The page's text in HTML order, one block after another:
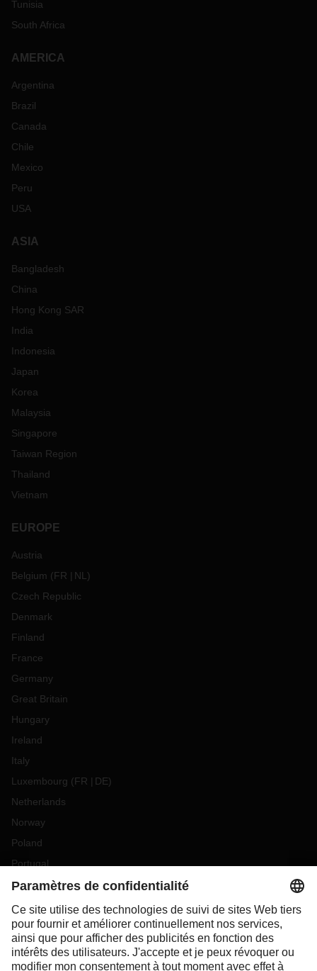
Tunisia
South Africa
AMERICA
Argentina
Brazil
Canada
Chile
Mexico
Peru
USA
ASIA
Bangladesh
China
Hong Kong SAR
India
Indonesia
Japan
Korea
Malaysia
Singapore
Taiwan Region
Thailand
Vietnam
EUROPE
Austria
Belgium (FR NL )
Czech Republic
Denmark
Finland
France
Germany
Great Britain
Hungary
Ireland
Italy
Luxembourg (FR DE)
Netherlands
Norway
Poland
Portugal
Romania
Slovakia
Spain
Sweden
Switzerland(DE FR)